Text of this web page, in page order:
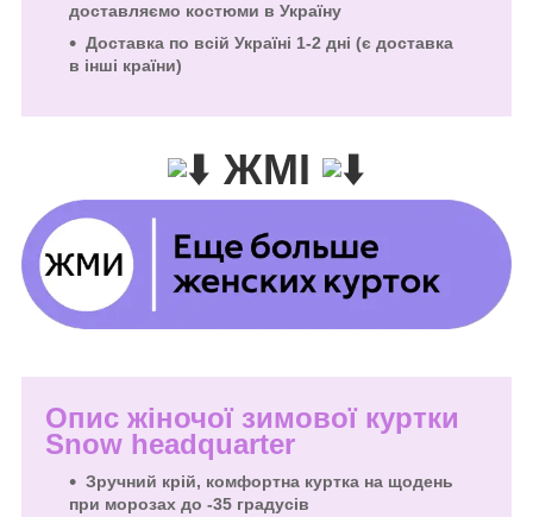
доставляємо костюми в Україну
Доставка по всій Україні 1-2 дні (є доставка
в інші країни)
ЖМІ
Опис жіночої зимової куртки
Snow headquarter
Зручний крій, комфортна куртка на щодень
при морозах до -35 градусів